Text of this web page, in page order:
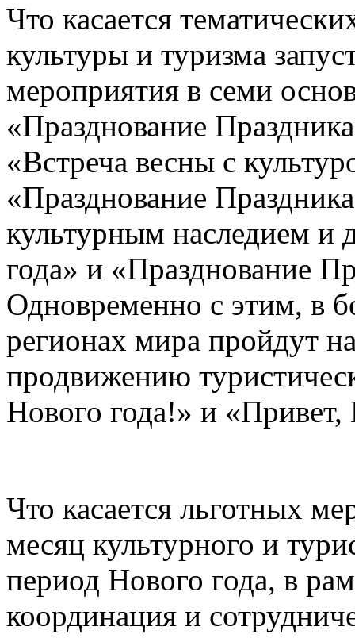
Что касается
культуры и туризма
мероприятия в семи
«Празднование
«Встреча весны с
«Празднование
культурным наследием и
года» и «Празднование
Одновременно с этим, в
регионах мира пройдут
продвижению
Нового года!» и
Что касается льготных
месяц культурного и
период Нового года, в
координация и